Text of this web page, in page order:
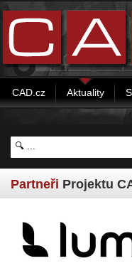
CAD.cz Aktuality
Partneři Projektu